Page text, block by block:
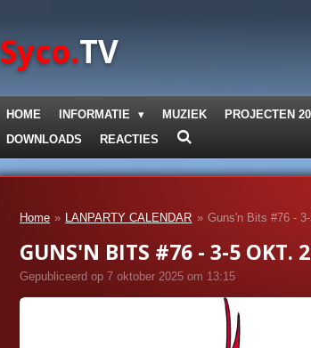
Syco.TV
HOME INFORMATIE MUZIEK PROJECTEN
DOWNLOADS
REACTIES
Home » LANPARTY CALENDAR » Guns'n Bits #76 -
GUNS'N BITS #76 - 3-5 OKT.
Gepubliceerd op 7 oktober 2025 om 13:15